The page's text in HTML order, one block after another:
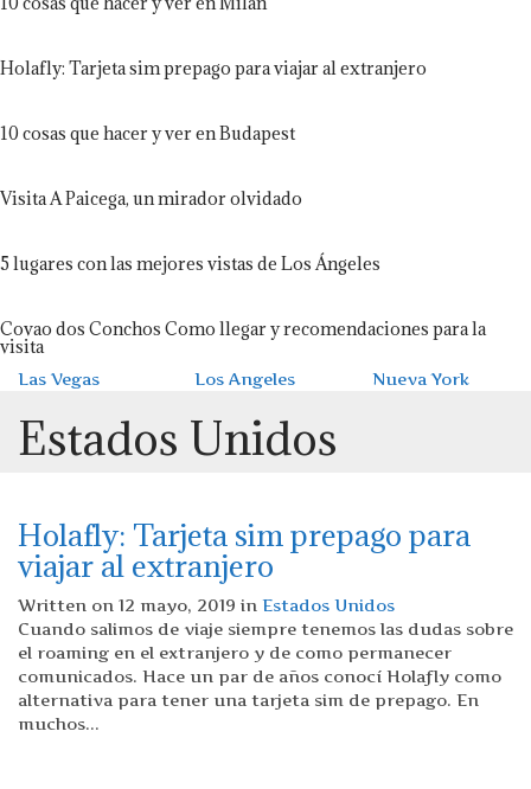
Holafly: Tarjeta sim prepago para viajar al extranjero
10 cosas que hacer y ver en Budapest
Visita A Paicega, un mirador olvidado
5 lugares con las mejores vistas de Los Ángeles
Covao dos Conchos Como llegar y recomendaciones para la
visita
Las Vegas Los Angeles Nueva York
Estados Unidos
Holafly: Tarjeta sim prepago para
viajar al extranjero
Written on 12 mayo, 2019 in Estados Unidos
Cuando salimos de viaje siempre tenemos las dudas sobre
el roaming en el extranjero y de como permanecer
comunicados. Hace un par de años conocí Holafly como
alternativa para tener una tarjeta sim de prepago. En
muchos...